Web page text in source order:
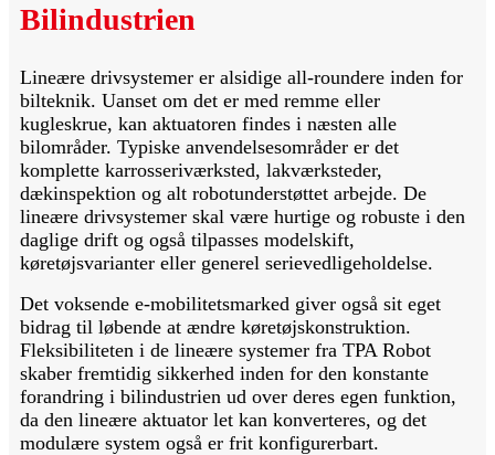
Bilindustrien
Lineære drivsystemer er alsidige all-roundere inden for
bilteknik. Uanset om det er med remme eller
kugleskrue, kan aktuatoren findes i næsten alle
bilområder. Typiske anvendelsesområder er det
komplette karrosseriværksted, lakværksteder,
dækinspektion og alt robotunderstøttet arbejde. De
lineære drivsystemer skal være hurtige og robuste i den
daglige drift og også tilpasses modelskift,
køretøjsvarianter eller generel serievedligeholdelse.
Det voksende e-mobilitetsmarked giver også sit eget
bidrag til løbende at ændre køretøjskonstruktion.
Fleksibiliteten i de lineære systemer fra TPA Robot
skaber fremtidig sikkerhed inden for den konstante
forandring i bilindustrien ud over deres egen funktion,
da den lineære aktuator let kan konverteres, og det
modulære system også er frit konfigurerbart.